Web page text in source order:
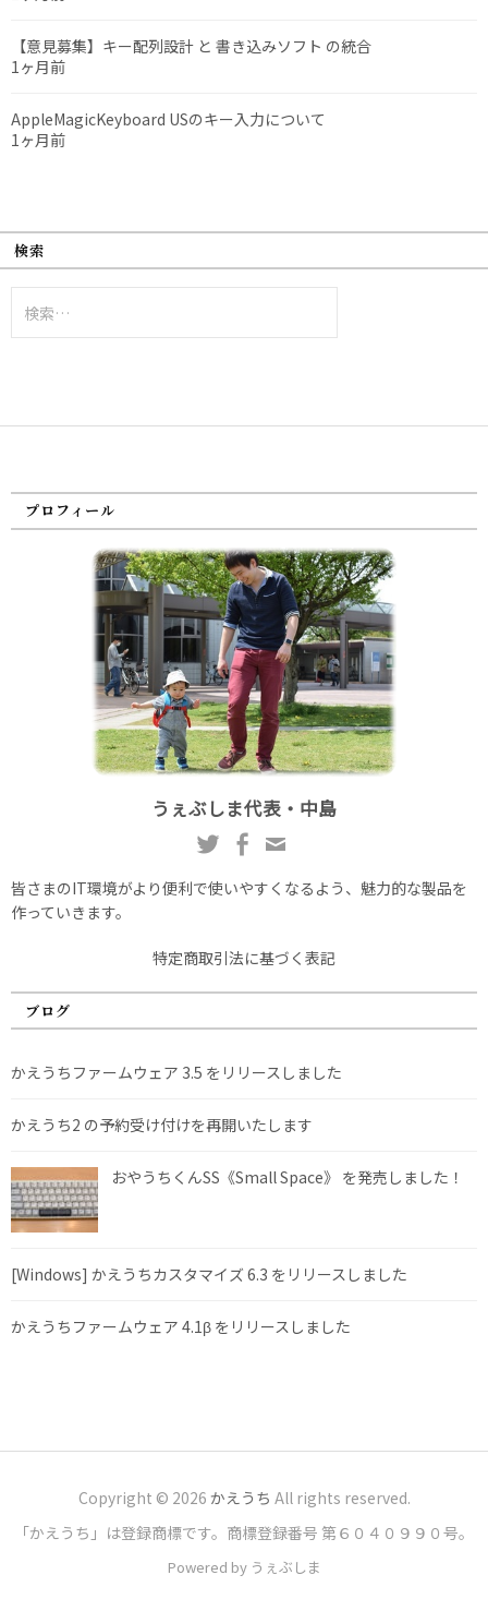
【意見募集】キー配列設計 と 書き込みソフト の統合
1ヶ月前
AppleMagicKeyboard USのキー入力について
1ヶ月前
検索
索:
プロフィール
うぇぶしま代表・中島
皆さまのIT環境がより便利で使いやすくなるよう、魅力的な製品を
作っていきます。
特定商取引法に基づく表記
ブログ
かえうちファームウェア 3.5 をリリースしました
かえうち2 の予約受け付けを再開いたします
おやうちくんSS《Small Space》 を発売しました！
[Windows] かえうちカスタマイズ 6.3 をリリースしました
かえうちファームウェア 4.1β をリリースしました
Copyright © 2026 かえうち All rights reserved.
「かえうち」は登録商標です。商標登録番号 第６０４０９９０号。
Powered by うぇぶしま